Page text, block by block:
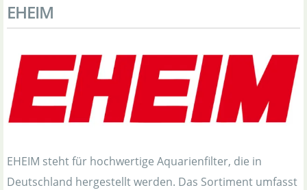
EHEIM
EHEIM steht für hochwertige Aquarienfilter, die in
Deutschland hergestellt werden. Das Sortiment umfasst